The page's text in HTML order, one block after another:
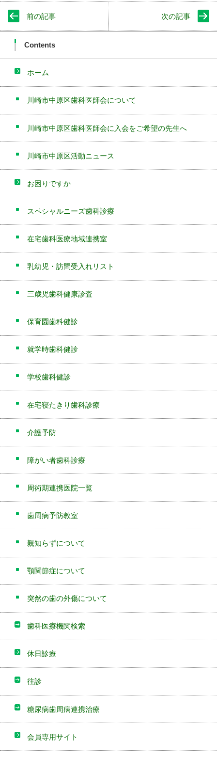
前の記事 次の記事
Contents
ホーム
川崎市中原区歯科医師会について
川崎市中原区歯科医師会に入会をご希望の先生へ
川崎市中原区活動ニュース
お困りですか
スペシャルニーズ歯科診療
在宅歯科医療地域連携室
乳幼児・訪問受入れリスト
三歳児歯科健康診査
保育園歯科健診
就学時歯科健診
学校歯科健診
在宅寝たきり歯科診療
介護予防
障がい者歯科診療
周術期連携医院一覧
歯周病予防教室
親知らずについて
顎関節症について
突然の歯の外傷について
歯科医療機関検索
休日診療
往診
糖尿病歯周病連携治療
会員専用サイト